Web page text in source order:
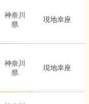
神奈川
県
現地幸座
神奈川
県
現地幸座